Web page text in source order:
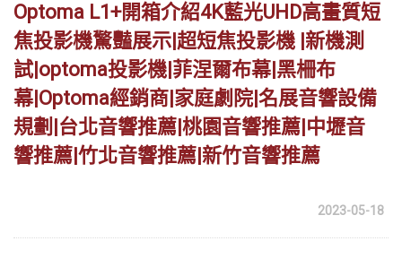
Optoma L1+開箱介紹4K藍光UHD高畫質短
焦投影機驚豔展示|超短焦投影機 |新機測
試|optoma投影機|菲涅爾布幕|黑柵布
幕|Optoma經銷商|家庭劇院|名展音響設備
規劃|台北音響推薦|桃園音響推薦|中壢音
響推薦|竹北音響推薦|新竹音響推薦
2023-05-18